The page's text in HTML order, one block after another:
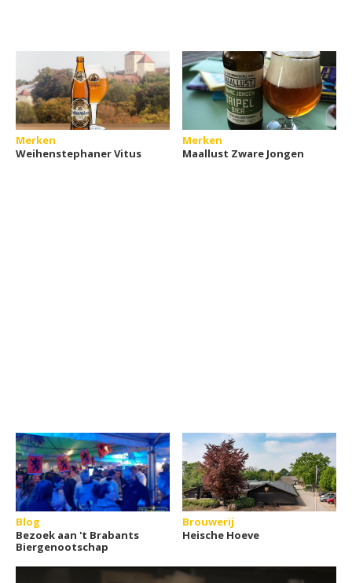
Merken
Weihenstephaner Vitus
Merken
Maallust Zware Jongen
Blog
Bezoek aan 't Brabants
Biergenootschap
Brouwerij
Heische Hoeve